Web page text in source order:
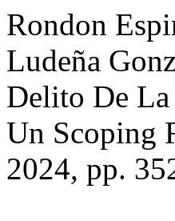
Rondon
Ludeña
Delito De La
Un Scoping
2024, pp.